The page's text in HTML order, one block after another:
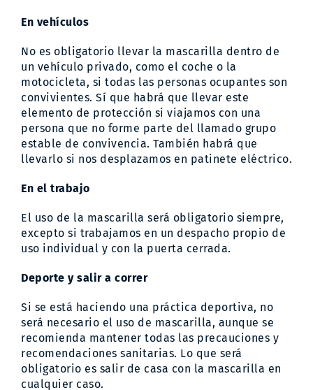
En vehículos
No es obligatorio llevar la mascarilla dentro de
un vehículo privado, como el coche o la
motocicleta, si todas las personas ocupantes son
convivientes. Sí que habrá que llevar este
elemento de protección si viajamos con una
persona que no forme parte del llamado grupo
estable de convivencia. También habrá que
llevarlo si nos desplazamos en patinete eléctrico.
En el trabajo
El uso de la mascarilla será obligatorio siempre,
excepto si trabajamos en un despacho propio de
uso individual y con la puerta cerrada.
Deporte y salir a correr
Si se está haciendo una práctica deportiva, no
será necesario el uso de mascarilla, aunque se
recomienda mantener todas las precauciones y
recomendaciones sanitarias. Lo que será
obligatorio es salir de casa con la mascarilla en
cualquier caso.